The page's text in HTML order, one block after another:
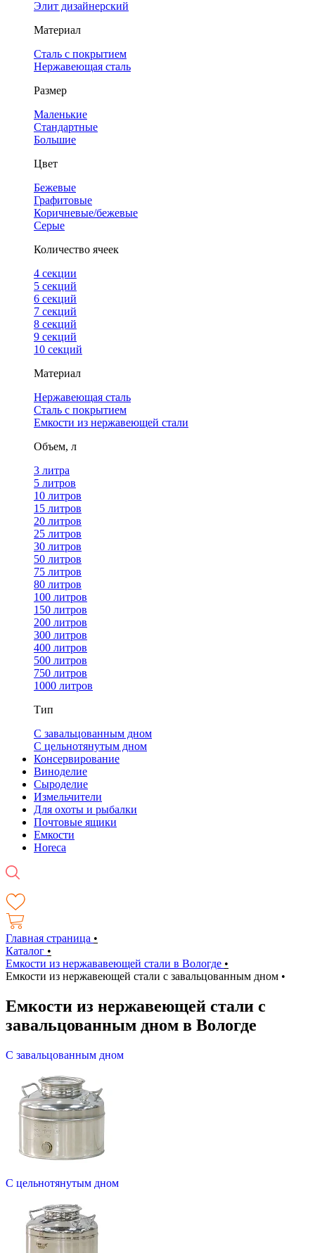
Элит дизайнерский
Материал
Сталь с покрытием
Нержавеющая сталь
Размер
Маленькие
Стандартные
Большие
Цвет
Бежевые
Графитовые
Коричневые/бежевые
Серые
Количество ячеек
4 cекции
5 секций
6 секций
7 секций
8 секций
9 секций
10 секций
Материал
Нержавеющая сталь
Сталь с покрытием
Емкости из нержавеющей стали
Объем, л
3 литра
5 литров
10 литров
15 литров
20 литров
25 литров
30 литров
50 литров
75 литров
80 литров
100 литров
150 литров
200 литров
300 литров
400 литров
500 литров
750 литров
1000 литров
Тип
С завальцованным дном
С цельнотянутым дном
Консервирование
Виноделие
Сыроделие
Измельчители
Для охоты и рыбалки
Почтовые ящики
Емкости
Horeca
Главная страница •
Каталог •
Емкости из нержававеющей стали в Вологде •
Емкости из нержавеющей стали с завальцованным дном •
Емкости из нержавеющей стали с
завальцованным дном в Вологде
С завальцованным дном
С цельнотянутым дном